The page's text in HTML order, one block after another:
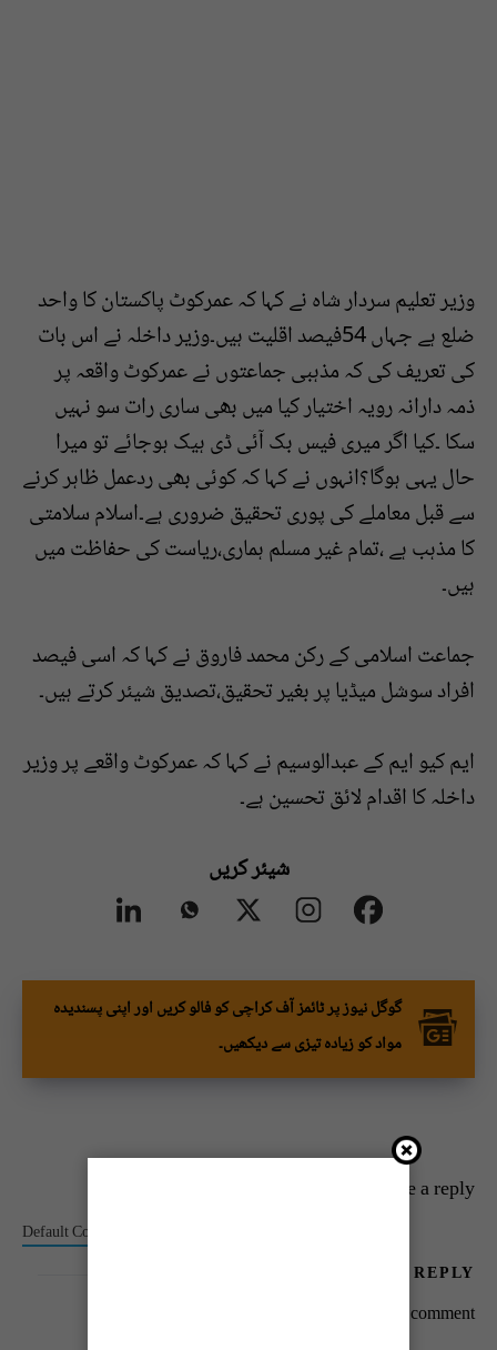
وزیر تعلیم سردار شاہ نے کہا کہ عمرکوٹ پاکستان کا واحد
ضلع ہے جہاں 54فیصد اقلیت ہیں۔وزیر داخلہ نے اس بات
کی تعریف کی کہ مذہبی جماعتوں نے عمرکوٹ واقعہ پر
ذمہ دارانہ رویہ اختیار کیا میں بھی ساری رات سو نہیں
سکا ۔کیا اگر میری فیس بک آئی ڈی ہیک ہوجائے تو میرا
حال یہی ہوگا؟انہوں نے کہا کہ کوئی بھی ردعمل ظاہر کرنے
سے قبل معاملے کی پوری تحقیق ضروری ہے۔اسلام سلامتی
کا مذہب ہے ،تمام غیر مسلم ہماری،ریاست کی حفاظت میں
ہیں۔
جماعت اسلامی کے رکن محمد فاروق نے کہا کہ اسی فیصد
افراد سوشل میڈیا پر بغیر تحقیق،تصدیق شیئر کرتے ہیں۔
ایم کیو ایم کے عبدالوسیم نے کہا کہ عمرکوٹ واقعے پر وزیر
داخلہ کا اقدام لائق تحسین ہے۔
شیئر کریں
گوگل نیوز پر ٹائمز آف کراچی کو فالو کریں اور اپنی پسندیدہ
مواد کو زیادہ تیزی سے دیکھیں۔
Leave a reply
Default Comments (0)
LEAVE A REPLY
to post a comment.